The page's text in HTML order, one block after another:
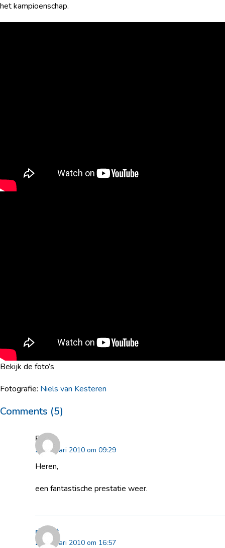
het kampioenschap.
Bekijk de foto’s
Fotografie: Niels van Kesteren
Comments (5)
Erik
24 januari 2010 om 09:29
Heren,
een fantastische prestatie weer.
rikkert
24 januari 2010 om 16:57